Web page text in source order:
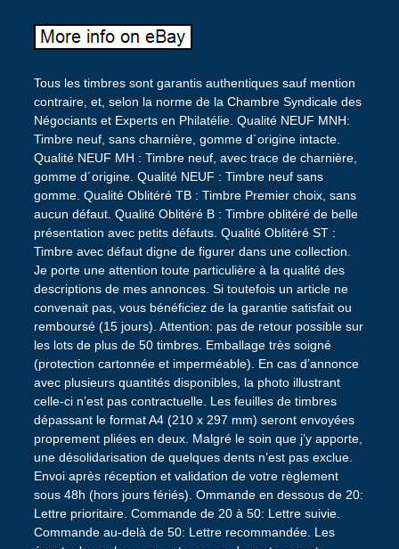
Tous les timbres sont garantis authentiques sauf mention
contraire, et, selon la norme de la Chambre Syndicale des
Négociants et Experts en Philatélie. Qualité NEUF MNH:
Timbre neuf, sans charnière, gomme d´origine intacte.
Qualité NEUF MH : Timbre neuf, avec trace de charnière,
gomme d´origine. Qualité NEUF : Timbre neuf sans
gomme. Qualité Oblitéré TB : Timbre Premier choix, sans
aucun défaut. Qualité Oblitéré B : Timbre oblitéré de belle
présentation avec petits défauts. Qualité Oblitéré ST :
Timbre avec défaut digne de figurer dans une collection.
Je porte une attention toute particulière à la qualité des
descriptions de mes annonces. Si toutefois un article ne
convenait pas, vous bénéficiez de la garantie satisfait ou
remboursé (15 jours). Attention: pas de retour possible sur
les lots de plus de 50 timbres. Emballage très soigné
(protection cartonnée et imperméable). En cas d’annonce
avec plusieurs quantités disponibles, la photo illustrant
celle-ci n’est pas contractuelle. Les feuilles de timbres
dépassant le format A4 (210 x 297 mm) seront envoyées
proprement pliées en deux. Malgré le soin que j’y apporte,
une désolidarisation de quelques dents n’est pas exclue.
Envoi après réception et validation de votre règlement
sous 48h (hors jours fériés). Ommande en dessous de 20:
Lettre prioritaire. Commande de 20 à 50: Lettre suivie.
Commande au-delà de 50: Lettre recommandée. Les